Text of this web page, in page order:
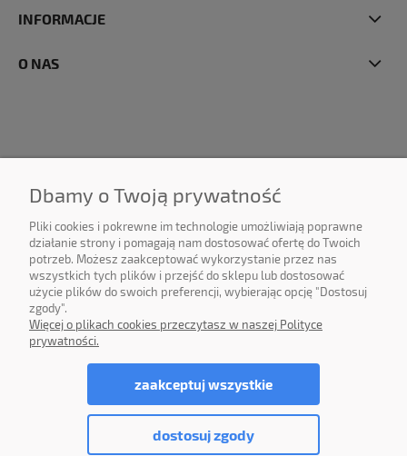
INFORMACJE
O NAS
©2025 DPS Software Sp. z o.o. Wszelkie prawa zastrzeżone. All
rights reserved.
Sklep internetowy Shoper.pl
Dbamy o Twoją prywatność
Pliki cookies i pokrewne im technologie umożliwiają poprawne
działanie strony i pomagają nam dostosować ofertę do Twoich
potrzeb. Możesz zaakceptować wykorzystanie przez nas
wszystkich tych plików i przejść do sklepu lub dostosować
użycie plików do swoich preferencji, wybierając opcję "Dostosuj
zgody".
Więcej o plikach cookies przeczytasz w naszej Polityce
prywatności.
dostosuj zgody
zaakceptuj wszystkie